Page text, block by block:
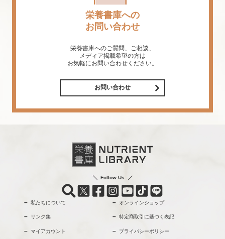
栄養書庫への
お問い合わせ
栄養書庫へのご質問、ご相談、
メディア掲載希望の方は
お気軽にお問い合わせください。
お問い合わせ
Follow Us
私たちについて オンラインショップ
リンク集 特定商取引に基づく表記
マイアカウント プライバシーポリシー